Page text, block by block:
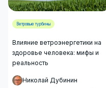
Ветровые турбины
Влияние ветроэнергетики на
здоровье человека: мифы и
реальность
Николай Дубинин